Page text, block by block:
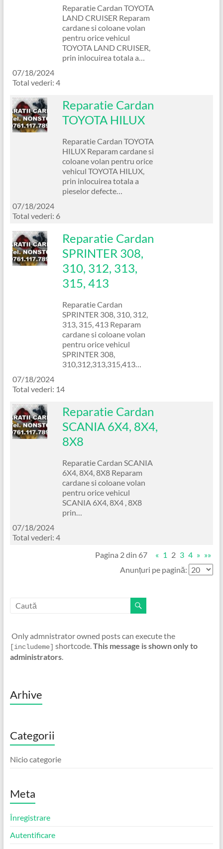
Reparatie Cardan TOYOTA
LAND CRUISER Reparam
cardane si coloane volan
pentru orice vehicul
TOYOTA LAND CRUISER,
prin inlocuirea totala a…
07/18/2024
Total vederi: 4
Reparatie Cardan
TOYOTA HILUX
Reparatie Cardan TOYOTA
HILUX Reparam cardane si
coloane volan pentru orice
vehicul TOYOTA HILUX,
prin inlocuirea totala a
pieselor defecte…
07/18/2024
Total vederi: 6
Reparatie Cardan
SPRINTER 308,
310, 312, 313,
315, 413
Reparatie Cardan
SPRINTER 308, 310, 312,
313, 315, 413 Reparam
cardane si coloane volan
pentru orice vehicul
SPRINTER 308,
310,312,313,315,413…
07/18/2024
Total vederi: 14
Reparatie Cardan
SCANIA 6X4, 8X4,
8X8
Reparatie Cardan SCANIA
6X4, 8X4, 8X8 Reparam
cardane si coloane volan
pentru orice vehicul
SCANIA 6X4, 8X4 , 8X8
prin…
07/18/2024
Total vederi: 4
Pagina 2 din 67
« 1 2 3 4 » »»
Anunțuri pe pagină:
Only admnistrator owned posts can execute the
[includeme] shortcode. This message is shown only to
administrators.
Arhive
Categorii
Nicio categorie
Meta
Înregistrare
Autentificare